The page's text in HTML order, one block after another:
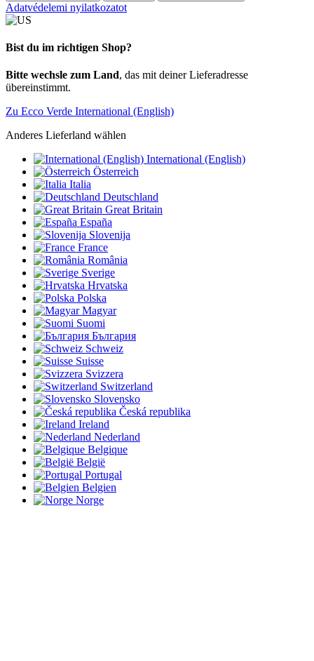
Adatvédelemi nyilatkozatot
Bist du im richtigen Shop?
Bitte wechsle zum Land, das mit deiner Lieferadresse
übereinstimmt.
Zu Ecco Verde International (English)
Anderes Lieferland wählen
International (English)
Österreich
Italia
Deutschland
Great Britain
España
Slovenija
France
România
Sverige
Hrvatska
Polska
Magyar
Suomi
България
Schweiz
Suisse
Svizzera
Switzerland
Slovensko
Česká republika
Ireland
Nederland
Belgique
België
Portugal
Belgien
Norge